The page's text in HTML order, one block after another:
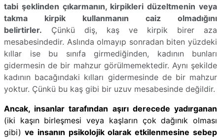
tabi şeklinden çıkarmanın, kirpikleri düzeltmenin veya
takma kirpik kullanmanın caiz olmadığını
belirtirler. Çünkü diş, kaş ve kirpik birer aza
mesabesindedir. Aslında olmayıp sonradan biten yüzdeki
kıllar ise bu sınıfa girmediğinden, kadının bunları
gidermesin de bir mahzur görülmemektedir. Aynı şekilde
kadının bacağındaki kılları gidermesinde de bir mahzur
yoktur. Çünkü bu kaş gibi bir uzuv mesabesinde değildir.
Ancak, insanlar tarafından aşırı derecede yadırganan
(iki kaşın birleşmesi veya kaşların çok dağınık olması
gibi) ve insanın psikolojik olarak etkilenmesine sebep